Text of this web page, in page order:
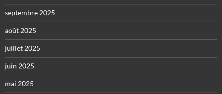
septembre 2025
août 2025
juillet 2025
juin 2025
mai 2025